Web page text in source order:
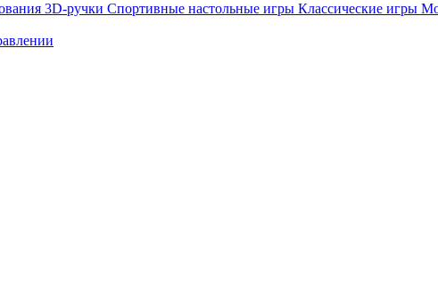
3D-ручки Спортивные настольные игры Классические игры